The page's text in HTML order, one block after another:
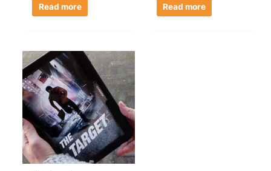
Read more Read more